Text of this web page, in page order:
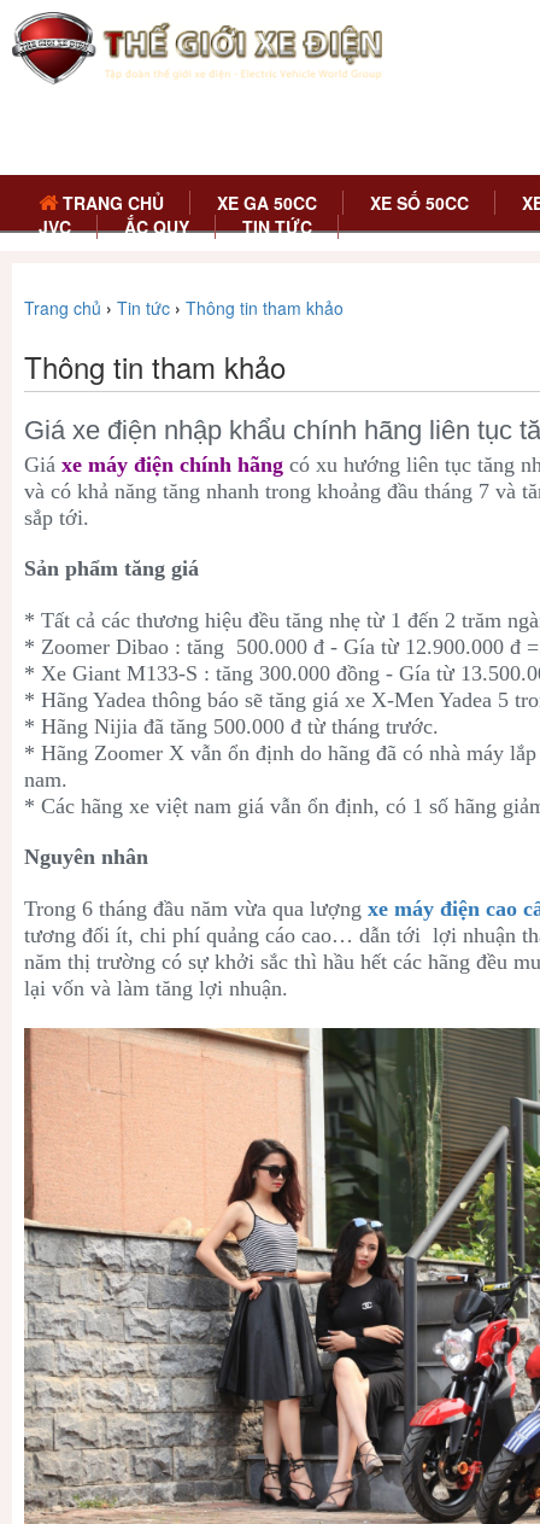
TRANG CHỦ XE GA 50CC XE SỐ 50CC
JVC
ẮC QUY TIN TỨC
Trang chủ › Tin tức › Thông tin tham khảo
Thông tin tham khảo
Giá xe điện nhập khẩu chính hãng liên tục
Giá xe máy điện chính hãng có xu hướng liên tục tăng
và có khả năng tăng nhanh trong khoảng đầu tháng 7 và
sắp tới.
Sản phẩm tăng giá
* Tất cả các thương hiệu đều tăng nhẹ từ 1 đến 2 trăm
* Zoomer Dibao : tăng 500.000 đ - Gía từ 12.900.000 đ
* Xe Giant M133-S : tăng 300.000 đồng - Gía từ
* Hãng Yadea thông báo sẽ tăng giá xe X-Men Yadea 5
* Hãng Nijia đã tăng 500.000 đ từ tháng trước.
* Hãng Zoomer X vẫn ổn định do hãng đã có nhà máy
nam.
* Các hãng xe việt nam giá vẫn ổn định, có 1 số hãng
Nguyên nhân
Trong 6 tháng đầu năm vừa qua lượng xe máy điện cao
tương đối ít, chi phí quảng cáo cao… dẫn tới lợi nhuận
năm thị trường có sự khởi sắc thì hầu hết các hãng đều
lại vốn và làm tăng lợi nhuận.